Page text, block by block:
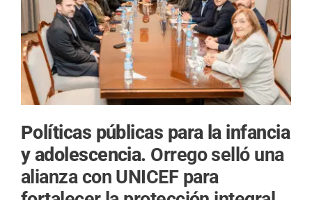
Políticas públicas para la infancia
y adolescencia. Orrego selló una
alianza con UNICEF para